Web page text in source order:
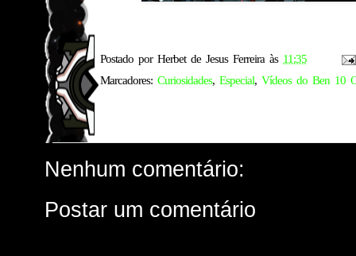
Postado por Herbet de Jesus Ferreira às 11:35
Marcadores: Curiosidades, Especial, Vídeos do Ben 10
Nenhum comentário:
Postar um comentário